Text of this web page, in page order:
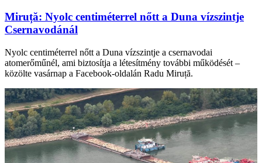
Miruță: Nyolc centiméterrel nőtt a Duna vízszintje
Csernavodánál
Nyolc centiméterrel nőtt a Duna vízszintje a csernavodai
atomerőműnél, ami biztosítja a létesítmény további működését –
közölte vasárnap a Facebook-oldalán Radu Miruță.